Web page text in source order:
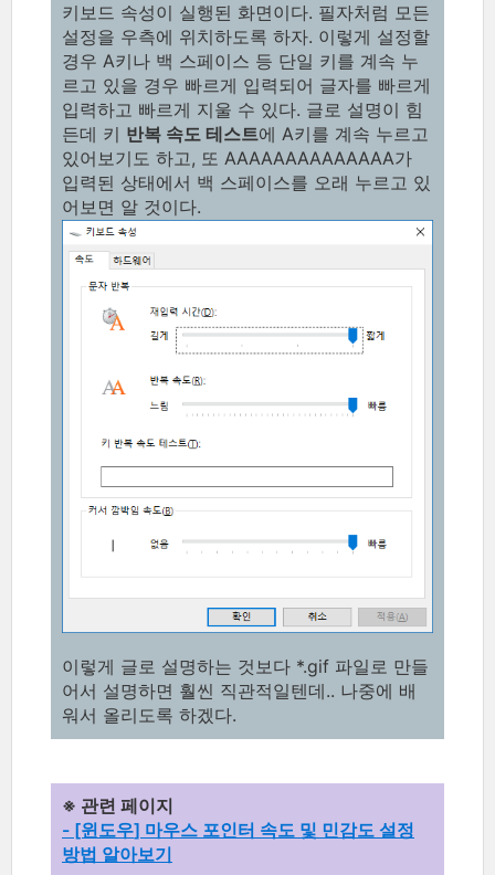
키보드 속성이 실행된 화면이다. 필자처럼 모든
설정을 우측에 위치하도록 하자. 이렇게 설정할
경우 A키나 백 스페이스 등 단일 키를 계속 누
르고 있을 경우 빠르게 입력되어 글자를 빠르게
입력하고 빠르게 지울 수 있다. 글로 설명이 힘
든데 키 반복 속도 테스트에 A키를 계속 누르고
있어보기도 하고, 또 AAAAAAAAAAAAAA가
입력된 상태에서 백 스페이스를 오래 누르고 있
어보면 알 것이다.
이렇게 글로 설명하는 것보다 *.gif 파일로 만들
어서 설명하면 훨씬 직관적일텐데.. 나중에 배
워서 올리도록 하겠다.
※ 관련 페이지
- [윈도우] 마우스 포인터 속도 및 민감도 설정
방법 알아보기